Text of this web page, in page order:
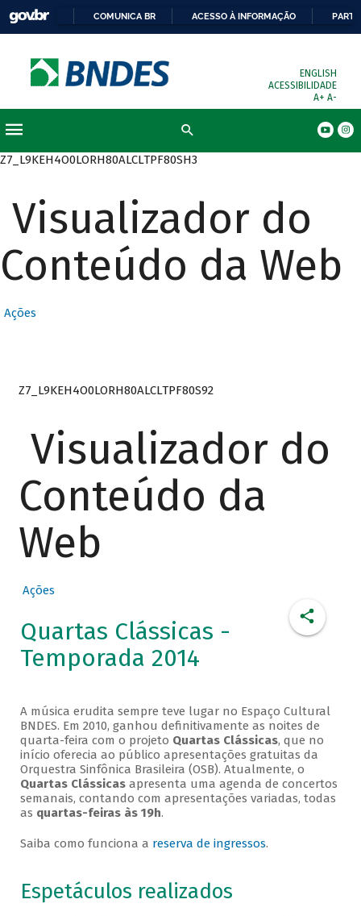
COMUNICA BR ACESSO À INFORMAÇÃO
ENGLISH
ACESSIBILIDADE
A+ A-
Z7_L9KEH4O0LORH80ALCLTPF80SH3
Visualizador do
Conteúdo da Web
Ações
Z7_L9KEH4O0LORH80ALCLTPF80S92
Visualizador do
Conteúdo da
Web
Ações
Quartas Clássicas -
Temporada 2014
A música erudita sempre teve lugar no Espaço Cultural
BNDES. Em 2010, ganhou definitivamente as noites de
quarta-feira com o projeto Quartas Clássicas, que no
início oferecia ao público apresentações gratuitas da
Orquestra Sinfônica Brasileira (OSB). Atualmente, o
Quartas Clássicasapresenta uma agenda de concertos
semanais, contando com apresentações variadas, todas
as quartas-feiras às 19h.
Saiba como funciona a reserva de ingressos.
Espetáculos realizados